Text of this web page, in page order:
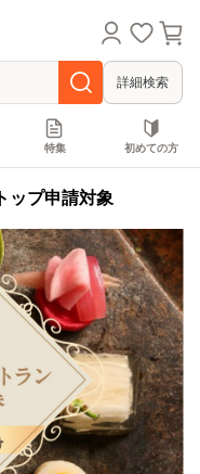
詳細検索
特集 初めての方
ップ申請対象